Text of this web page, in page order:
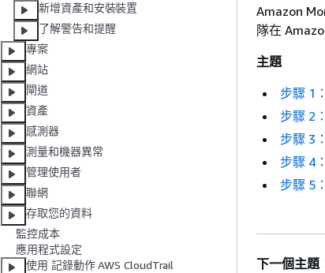
新增資產和安裝裝置
了解警告和提醒
專案
網站
閘道
資產
感測器
測量和機器異常
管理使用者
聯網
存取您的資料
監控成本
應用程式設定
使用 記錄動作 AWS CloudTrail
Amazon
隊在
主題
步驟 1
步驟 2
步驟 3
步驟 4
步驟 5
下一個主題